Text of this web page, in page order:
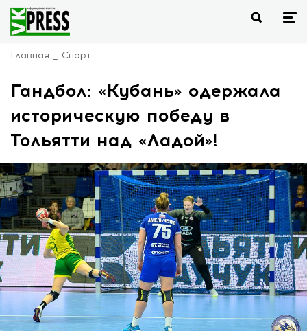
Главная Спорт
Гандбол: «Кубань» одержала
историческую победу в
Тольятти над «Ладой»!